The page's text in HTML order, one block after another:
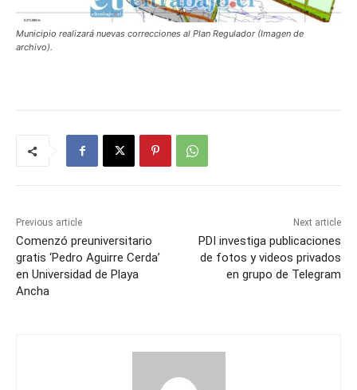
Municipio realizará nuevas correcciones al Plan Regulador (Imagen de
archivo).
Previous article
Comenzó preuniversitario
gratis ‘Pedro Aguirre Cerda’
en Universidad de Playa
Ancha
Next article
PDI investiga publicaciones
de fotos y videos privados
en grupo de Telegram